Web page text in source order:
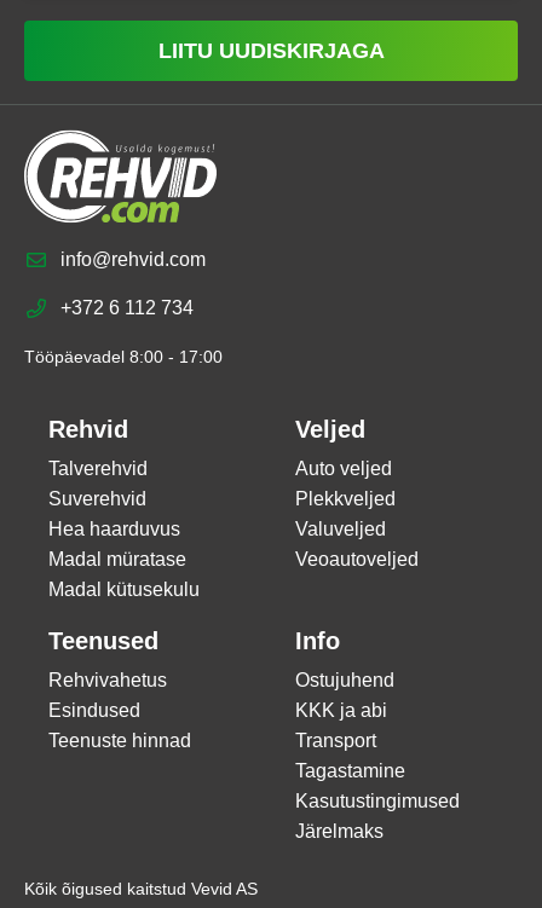
LIITU UUDISKIRJAGA
info@rehvid.com
+372 6 112 734
Tööpäevadel 8:00 - 17:00
Rehvid
Talverehvid
Suverehvid
Hea haarduvus
Madal müratase
Madal kütusekulu
Veljed
Auto veljed
Plekkveljed
Valuveljed
Veoautoveljed
Teenused
Rehvivahetus
Esindused
Teenuste hinnad
Info
Ostujuhend
KKK ja abi
Transport
Tagastamine
Kasutustingimused
Järelmaks
Kõik õigused kaitstud Vevid AS